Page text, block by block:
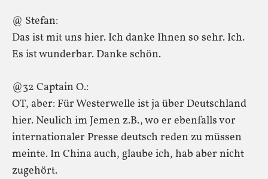
@ Stefan:
Das ist mit uns hier. Ich danke Ihnen so sehr. Ich.
Es ist wunderbar. Danke schön.
@32 Captain O.:
OT, aber: Für Westerwelle ist ja über Deutschland
hier. Neulich im Jemen z.B., wo er ebenfalls vor
internationaler Presse deutsch reden zu müssen
meinte. In China auch, glaube ich, hab aber nicht
zugehört.